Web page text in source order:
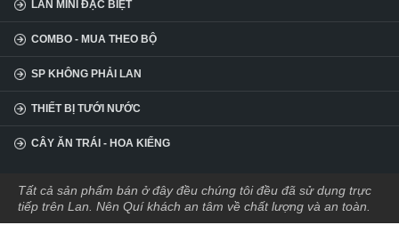
LAN MINI ĐẶC BIỆT
COMBO - MUA THEO BỘ
SP KHÔNG PHẢI LAN
THIẾT BỊ TƯỚI NƯỚC
CÂY ĂN TRÁI - HOA KIỂNG
Tất cả sản phẩm bán ở đây đều chúng tôi đều đã sử dụng trực
tiếp trên Lan. Nên Quí khách an tâm về chất lượng và an toàn.